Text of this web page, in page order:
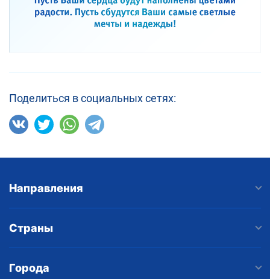
Поделиться в социальных сетях:
Направления
Страны
Города